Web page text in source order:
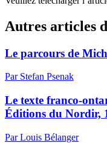
Autres articles
Le parcours de
Par Stefan Psenak
Le texte franco-
Éditions du Nordir,
Par Louis Bélanger